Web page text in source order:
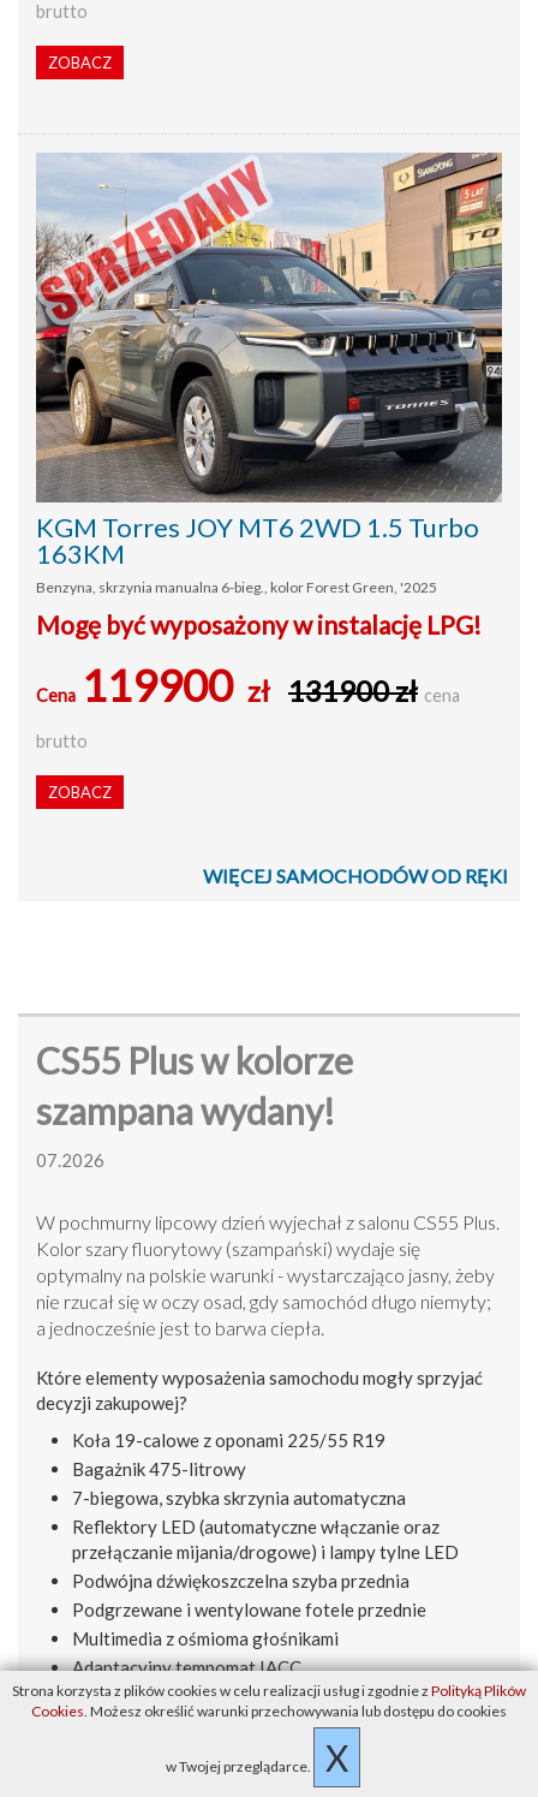
brutto
ZOBACZ
KGM Torres JOY MT6 2WD 1.5 Turbo
163KM
Benzyna, skrzynia manualna 6-bieg., kolor Forest Green, '2025
Mogę być wyposażony w instalację LPG!
Cena 119900 zł 131900 zł cena
brutto
ZOBACZ
WIĘCEJ SAMOCHODÓW OD RĘKI
CS55 Plus w kolorze
szampana wydany!
07.2026
W pochmurny lipcowy dzień wyjechał z salonu CS55 Plus.
Kolor szary fluorytowy (szampański) wydaje się
optymalny na polskie warunki - wystarczająco jasny, żeby
nie rzucał się w oczy osad, gdy samochód długo niemyty;
a jednocześnie jest to barwa ciepła.
Które elementy wyposażenia samochodu mogły sprzyjać
decyzji zakupowej?
Koła 19-calowe z oponami 225/55 R19
Bagażnik 475-litrowy
7-biegowa, szybka skrzynia automatyczna
Reflektory LED (automatyczne włączanie oraz
przełączanie mijania/drogowe) i lampy tylne LED
Podwójna dźwiękoszczelna szyba przednia
Podgrzewane i wentylowane fotele przednie
Multimedia z ośmioma głośnikami
Adaptacyjny tempomat IACC
System kamer 540°
Tel. 22 716 30 20. Autoryzowany dealer Changan
Warszawa. Zapraszamy!
Strona korzysta z plików cookies w celu realizacji usług i zgodnie z Polityką Plików
Cookies. Możesz określić warunki przechowywania lub dostępu do cookies
w Twojej przeglądarce. X